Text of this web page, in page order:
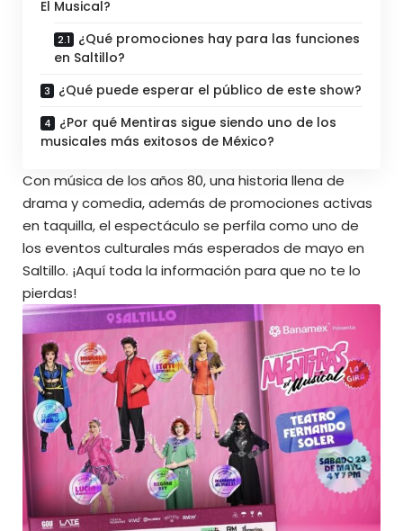
El Musical?
¿Qué promociones hay para las funciones
en Saltillo?
¿Qué puede esperar el público de este show?
¿Por qué Mentiras sigue siendo uno de los
musicales más exitosos de México?
Con música de los años 80, una historia llena de
drama y comedia, además de promociones activas
en taquilla, el espectáculo se perfila como uno de
los eventos culturales más esperados de mayo en
Saltillo. ¡Aquí toda la información para que no te lo
pierdas!